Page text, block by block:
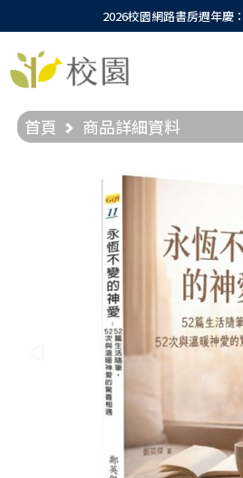
2026校園網路書房週年慶
首頁 商品詳細資料